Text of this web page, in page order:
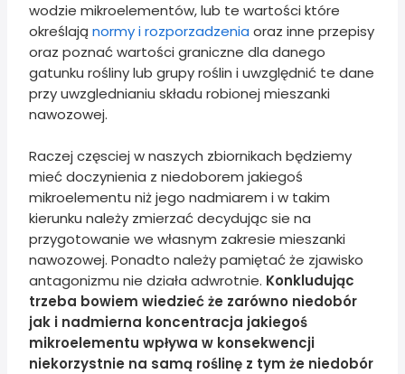
wodzie mikroelementów, lub te wartości które
określają normy i rozporzadzenia oraz inne przepisy
oraz poznać wartości graniczne dla danego
gatunku rośliny lub grupy roślin i uwzględnić te dane
przy uwzglednianiu składu robionej mieszanki
nawozowej.
Raczej częsciej w naszych zbiornikach będziemy
mieć doczynienia z niedoborem jakiegoś
mikroelementu niż jego nadmiarem i w takim
kierunku należy zmierzać decydując sie na
przygotowanie we własnym zakresie mieszanki
nawozowej. Ponadto należy pamiętać że zjawisko
antagonizmu nie działa adwrotnie. Konkludując
trzeba bowiem wiedzieć że zarówno niedobór
jak i nadmierna koncentracja jakiegoś
mikroelementu wpływa w konsekwencji
niekorzystnie na samą roślinę z tym że niedobór